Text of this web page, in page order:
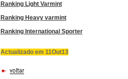
Ranking Light Varmint
Ranking Heavy varmint
Ranking International Sporter
Actualizado em 11Out13